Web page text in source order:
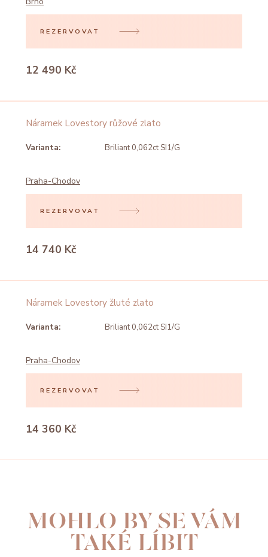
REZERVOVAT
12 490 Kč
Náramek Lovestory růžové zlato
Varianta: Briliant 0,062ct SI1/G
Praha-Chodov
REZERVOVAT
14 740 Kč
Náramek Lovestory žluté zlato
Varianta: Briliant 0,062ct SI1/G
Praha-Chodov
REZERVOVAT
14 360 Kč
MOHLO BY SE VÁM
TAKÉ LÍBIT